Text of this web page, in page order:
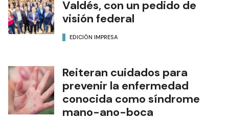
Valdés, con un pedido de
visión federal
EDICIÓN IMPRESA
Reiteran cuidados para
prevenir la enfermedad
conocida como síndrome
mano-ano-boca